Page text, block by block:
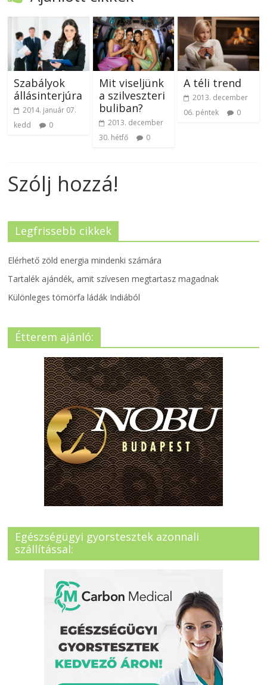
Szabályok
állásinterjúra
2014. január 07.
kedd
0
Mit viseljünk
a szilveszteri
buliban?
2013. december
30. hétfő
0
A téli trend
2013. december
06. péntek
0
Szólj hozzá!
Legfrissebb cikkek
Elérhető zöld energia mindenki számára
Tartalék ajándék, amit szívesen megtartasz magadnak
Különleges tömörfa ládák Indiából
Étterem ajánló:
Egészségügyi gyorstesztek azonnali
szállítással: